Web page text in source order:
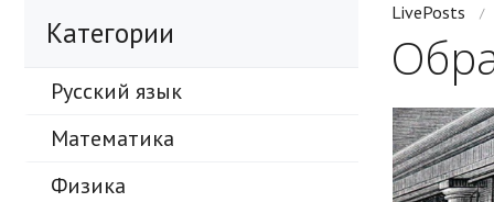
Экономика
Происшествия
Hi-Tech. Интернет
Категории
Русский язык
Математика
Физика
LivePosts /